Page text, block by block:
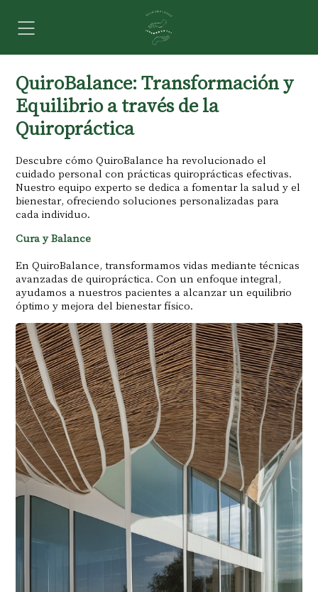
QuiroBalance: Transformación y
Equilibrio a través de la
Quiropráctica
Descubre cómo QuiroBalance ha revolucionado el
cuidado personal con prácticas quiroprácticas efectivas.
Nuestro equipo experto se dedica a fomentar la salud y el
bienestar, ofreciendo soluciones personalizadas para
cada individuo.
Cura y Balance
En QuiroBalance, transformamos vidas mediante técnicas
avanzadas de quiropráctica. Con un enfoque integral,
ayudamos a nuestros pacientes a alcanzar un equilibrio
óptimo y mejora del bienestar físico.